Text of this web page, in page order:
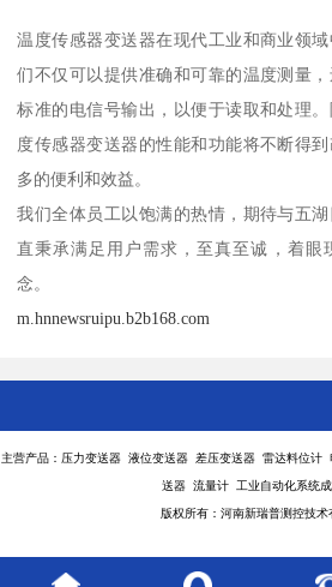
温度传感器变送器在现代工业和商业领
们不仅可以提供准确和可靠的温度测量
标准的电信号输出，以便于读取和处理
度传感器变送器的性能和功能将不断得
多的便利和效益。
我们全体员工以饱满的热情，期待与五
直秉承满足用户需求，至真至诚，着眼
念。
m.hnnewsruipu.b2b168.com
主营产品：压力变送器 液位变送器 差压变送器 雷达料位计
送器 流量计 工业自动化系统
版权所有：河南新瑞普测控技术